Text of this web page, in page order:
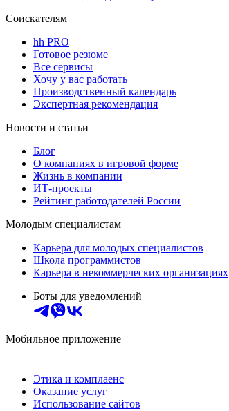
Соискателям
hh PRO
Готовое резюме
Все сервисы
Хочу у вас работать
Производственный календарь
Экспертная рекомендация
Новости и статьи
Блог
О компаниях в игровой форме
Жизнь в компании
ИТ-проекты
Рейтинг работодателей России
Молодым специалистам
Карьера для молодых специалистов
Школа программистов
Карьера в некоммерческих организациях
Боты для уведомлений
Мобильное приложение
Этика и комплаенс
Оказание услуг
Использование сайтов